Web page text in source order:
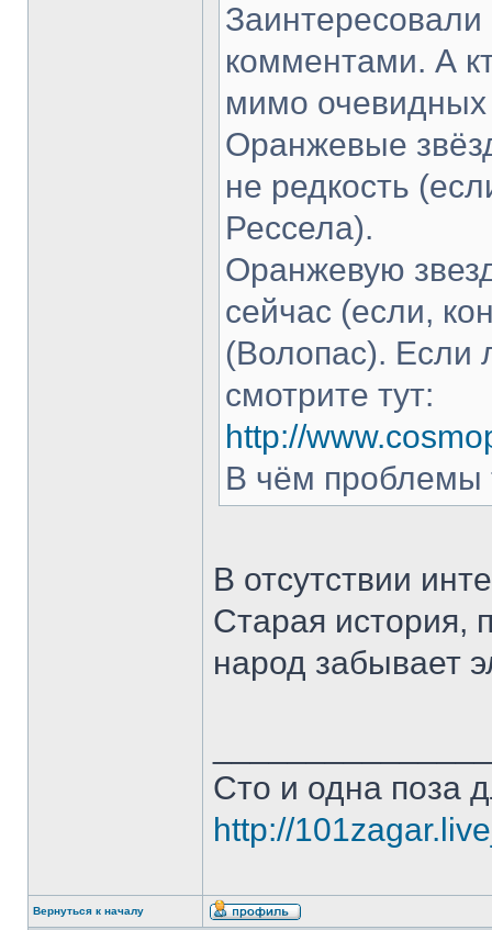
комментами. А
мимо
Оранжевые
не редкость
Рессела).
Оранжевую
сейчас (если,
(Волопас). Если
смотрите тут:
http://
В чём проблемы
В отсутствии
Старая история,
народ забывает
Сто и одна поза
http://
Вернуться к началу